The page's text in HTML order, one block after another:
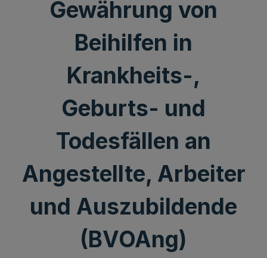
Gewährung von
Beihilfen in
Krankheits-,
Geburts- und
Todesfällen an
Angestellte, Arbeiter
und Auszubildende
(BVOAng)